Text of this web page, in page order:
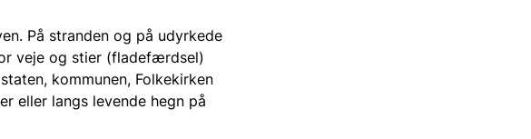
Regulering og udsætning af vildt
På stranden og på udyrkede
veje og stier (fladefærdsel)
kommunen, Folkekirken
eller langs levende hegn på